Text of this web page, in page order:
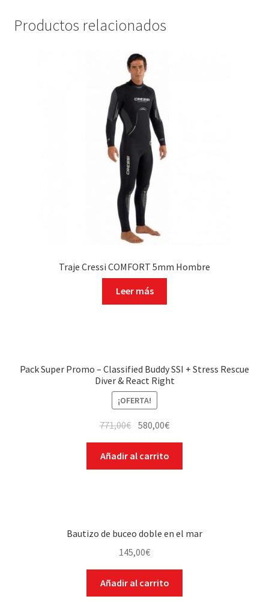
Productos relacionados
Traje Cressi COMFORT 5mm Hombre
Leer más
Pack Super Promo – Classified Buddy SSI + Stress Rescue
Diver & React Right
¡OFERTA!
771,00€ 580,00€
Añadir al carrito
Bautizo de buceo doble en el mar
145,00€
Añadir al carrito